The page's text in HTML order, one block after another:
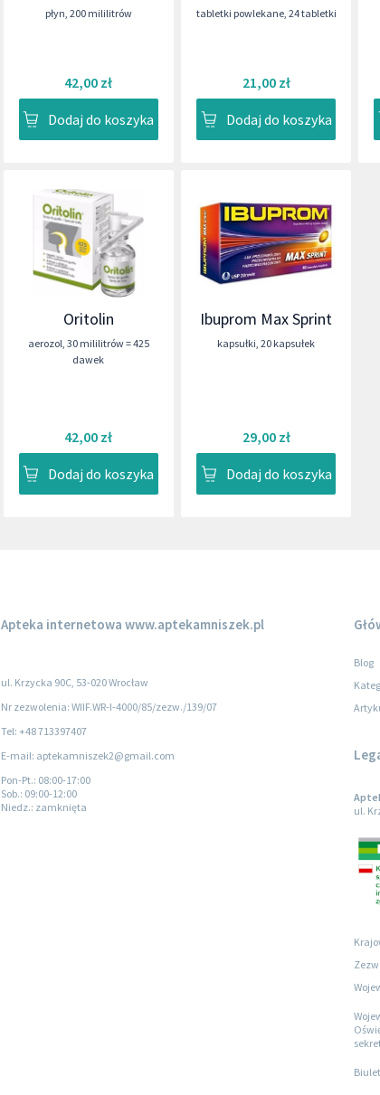
płyn 200 mililitrów
42,00 zł
Dodaj do koszyka
tabletki powlekane, 24 tabletki
21,00 zł
Dodaj do koszyka
Oritolin
aerozol 30 mililitrów = 425
dawek
42,00 zł
Dodaj do koszyka
Ibuprom Max Sprint
kapsułki ,20 kapsułek
29,00 zł
Dodaj do koszyka
Apteka internetowa www.aptekamniszek.pl
ul. Krzycka 90C, 53-020 Wrocław
Nr zezwolenia: WIIF.WR-I-4000/85/zezw./139/07
Tel: +48 713397407
E-mail: aptekamniszek2@gmail.com
Pon-Pt.: 08:00-17:00
Sob.: 09:00-12:00
Niedz.: zamknięta
Blog
ul.